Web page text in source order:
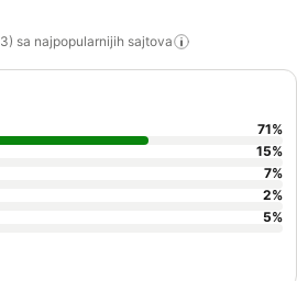
sa najpopularnijih sajtova
71%
15%
7%
2%
5%